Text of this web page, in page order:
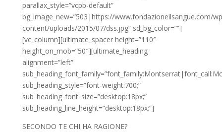
parallax_style=”vcpb-default”
bg_image_new=”503|https://www.fondazioneilsangue.com/
content/uploads/2015/07/dss.jpg” sd_bg_color=””]
[vc_column][ultimate_spacer height=”110″
height_on_mob=”50″][ultimate_heading
alignment=”left”
sub_heading_style=”font-weight:700;”
sub_heading_font_size=”desktop:18px;”
sub_heading_line_height=”desktop:18px;”]
SECONDO TE CHI HA RAGIONE?